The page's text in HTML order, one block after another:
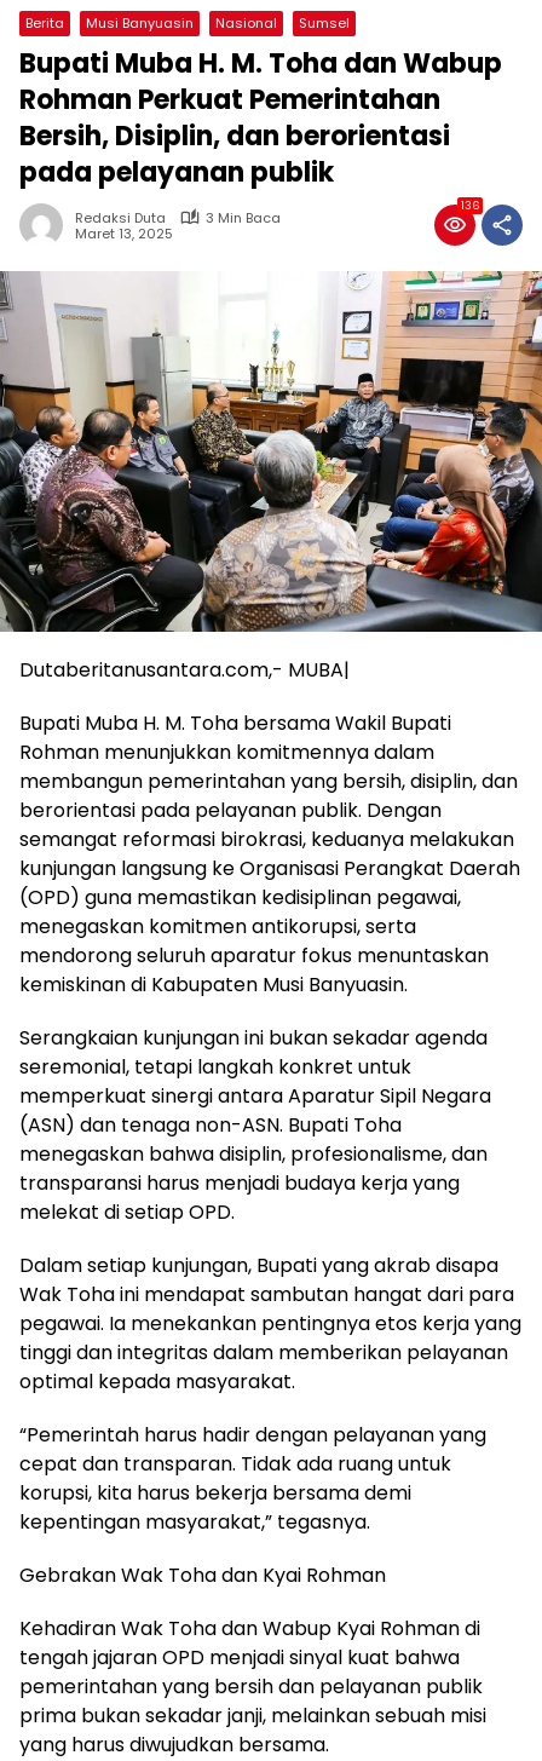
Berita Musi Banyuasin Nasional Sumsel
Bupati Muba H. M. Toha dan Wabup
Rohman Perkuat Pemerintahan
Bersih, Disiplin, dan berorientasi
pada pelayanan publik
Redaksi Duta
3 Min Baca
Maret 13, 2025
136
Dutaberitanusantara.com,- MUBA|
Bupati Muba H. M. Toha bersama Wakil Bupati
Rohman menunjukkan komitmennya dalam
membangun pemerintahan yang bersih, disiplin, dan
berorientasi pada pelayanan publik. Dengan
semangat reformasi birokrasi, keduanya melakukan
kunjungan langsung ke Organisasi Perangkat Daerah
(OPD) guna memastikan kedisiplinan pegawai,
menegaskan komitmen antikorupsi, serta
mendorong seluruh aparatur fokus menuntaskan
kemiskinan di Kabupaten Musi Banyuasin.
Serangkaian kunjungan ini bukan sekadar agenda
seremonial, tetapi langkah konkret untuk
memperkuat sinergi antara Aparatur Sipil Negara
(ASN) dan tenaga non-ASN. Bupati Toha
menegaskan bahwa disiplin, profesionalisme, dan
transparansi harus menjadi budaya kerja yang
melekat di setiap OPD.
Dalam setiap kunjungan, Bupati yang akrab disapa
Wak Toha ini mendapat sambutan hangat dari para
pegawai. Ia menekankan pentingnya etos kerja yang
tinggi dan integritas dalam memberikan pelayanan
optimal kepada masyarakat.
“Pemerintah harus hadir dengan pelayanan yang
cepat dan transparan. Tidak ada ruang untuk
korupsi, kita harus bekerja bersama demi
kepentingan masyarakat,” tegasnya.
Gebrakan Wak Toha dan Kyai Rohman
Kehadiran Wak Toha dan Wabup Kyai Rohman di
tengah jajaran OPD menjadi sinyal kuat bahwa
pemerintahan yang bersih dan pelayanan publik
prima bukan sekadar janji, melainkan sebuah misi
yang harus diwujudkan bersama.